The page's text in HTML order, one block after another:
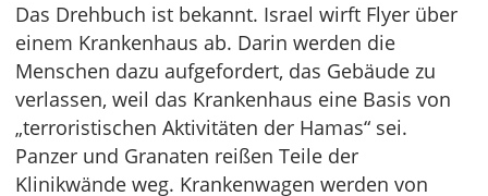
Das Drehbuch ist bekannt. Israel wirft Flyer über
einem Krankenhaus ab. Darin werden die
Menschen dazu aufgefordert, das Gebäude zu
verlassen, weil das Krankenhaus eine Basis von
„terroristischen Aktivitäten der Hamas“ sei.
Panzer und Granaten reißen Teile der
Klinikwände weg. Krankenwagen werden von